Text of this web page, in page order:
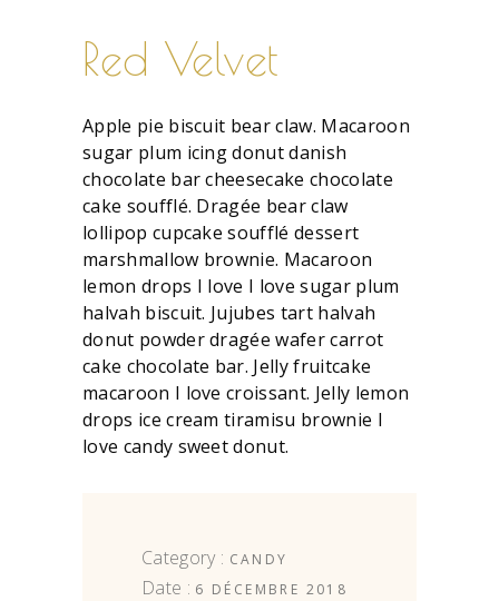
Red Velvet
Apple pie biscuit bear claw. Macaroon
sugar plum icing donut danish
chocolate bar cheesecake chocolate
cake soufflé. Dragée bear claw
lollipop cupcake soufflé dessert
marshmallow brownie. Macaroon
lemon drops I love I love sugar plum
halvah biscuit. Jujubes tart halvah
donut powder dragée wafer carrot
cake chocolate bar. Jelly fruitcake
macaroon I love croissant. Jelly lemon
drops ice cream tiramisu brownie I
love candy sweet donut.
Category : CANDY
Date : 6 DÉCEMBRE 2018